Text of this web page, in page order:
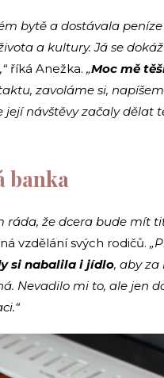
bytě a dostávala
a kultury. Já se
říká Anežka. „Moc mě
zavoláme si,
její návštěvy začaly dělat
banka
ráda, že dcera bude mít
vzdělání svých rodičů.
si nabalila i jídlo, aby
Nevadilo mi to, ale jen